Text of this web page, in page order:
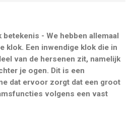
- We hebben allemaal
klok. Een inwendige klok die in
van de hersenen zit, namelijk
je ogen. Dit is een
dat ervoor zorgt dat een groot
volgens een vast